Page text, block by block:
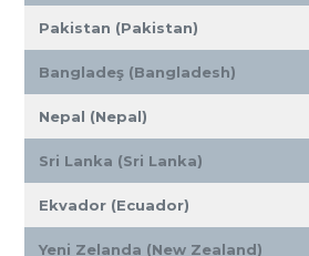
Pakistan (Pakistan)
Bangladeş (Bangladesh)
Nepal (Nepal)
Sri Lanka (Sri Lanka)
Ekvador (Ecuador)
Yeni Zelanda (New Zealand)